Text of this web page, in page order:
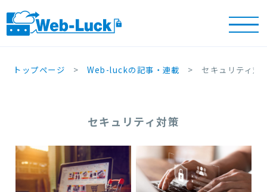
トップページ Web-luckの記事・連載 セキュリティ対
セキュリティ対策